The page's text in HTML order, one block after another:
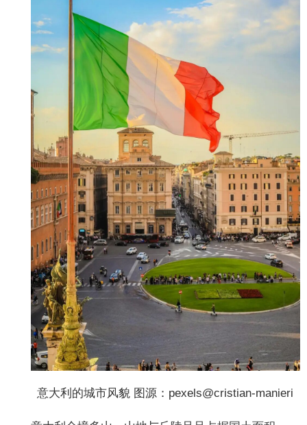
意大利的城市风貌 图源：pexels@cristian-manieri